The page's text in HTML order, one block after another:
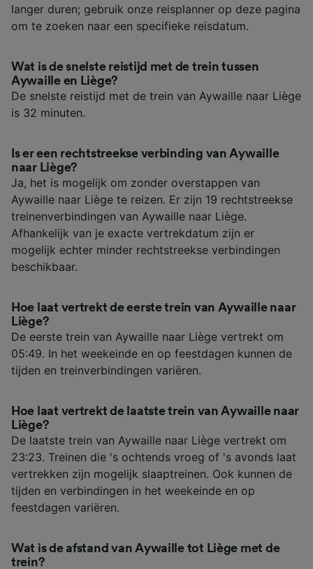
langer duren; gebruik onze reisplanner op deze pagina
om te zoeken naar een specifieke reisdatum.
Wat is de snelste reistijd met de trein tussen
Aywaille en Liège?
De snelste reistijd met de trein van Aywaille naar Liège
is 32 minuten.
Is er een rechtstreekse verbinding van Aywaille
naar Liège?
Ja, het is mogelijk om zonder overstappen van
Aywaille naar Liège te reizen. Er zijn 19 rechtstreekse
treinenverbindingen van Aywaille naar Liège.
Afhankelijk van je exacte vertrekdatum zijn er
mogelijk echter minder rechtstreekse verbindingen
beschikbaar.
Hoe laat vertrekt de eerste trein van Aywaille naar
Liège?
De eerste trein van Aywaille naar Liège vertrekt om
05:49. In het weekeinde en op feestdagen kunnen de
tijden en treinverbindingen variëren.
Hoe laat vertrekt de laatste trein van Aywaille naar
Liège?
De laatste trein van Aywaille naar Liège vertrekt om
23:23. Treinen die 's ochtends vroeg of 's avonds laat
vertrekken zijn mogelijk slaaptreinen. Ook kunnen de
tijden en verbindingen in het weekeinde en op
feestdagen variëren.
Wat is de afstand van Aywaille tot Liège met de
trein?